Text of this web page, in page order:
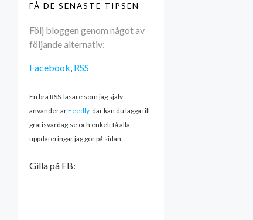
FÅ DE SENASTE TIPSEN
Följ bloggen genom något av
följande alternativ:
Facebook RSS
En bra RSS-läsare som jag själv
använder ärFeedly, där kan du lägga till
gratisvardag.se och enkelt få alla
uppdateringar jag gör på sidan.
Gilla på FB: